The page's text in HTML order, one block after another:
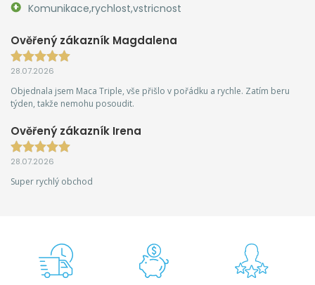
Komunikace,rychlost,vstricnost
Ověřený zákazník Magdalena
28.07.2026
Objednala jsem Maca Triple, vše přišlo v pořádku a rychle. Zatím beru
týden, takže nemohu posoudit.
Ověřený zákazník Irena
28.07.2026
Super rychlý obchod